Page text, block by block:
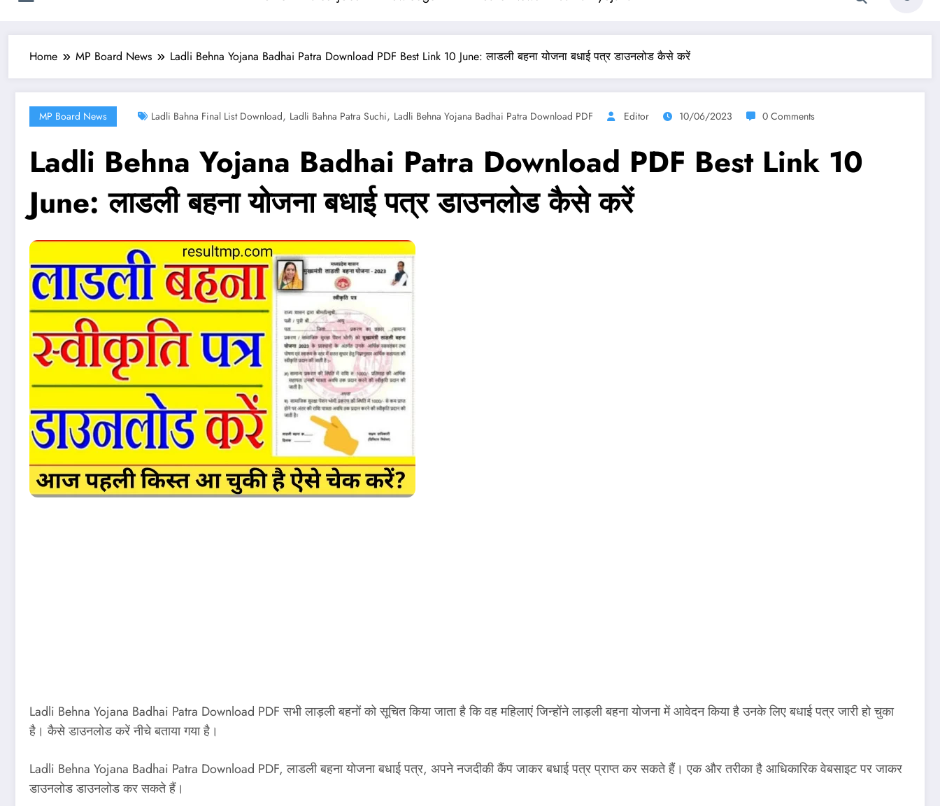
Home MP Board News Ladli Behna Yojana Badhai Patra Download PDF Best Link 10 June: लाडली बहना योजना बधाई पत्र डाउनलोड कैसे करें
MP Board News Ladli Bahna Final List Download, Ladli Bahna Patra Suchi, Ladli Behna Yojana Badhai Patra Download PDF Editor 10/06/2023 0 Comments
Ladli Behna Yojana Badhai Patra Download PDF Best Link 10
June: लाडली बहना योजना बधाई पत्र डाउनलोड कैसे करें
Ladli Behna Yojana Badhai Patra Download PDF सभी लाड़ली बहनों को सूचित किया जाता है कि वह महिलाएं जिन्होंने लाड़ली बहना योजना में आवेदन किया है उनके लिए बधाई पत्र जारी हो चुका
है। कैसे डाउनलोड करें नीचे बताया गया है।
Ladli Behna Yojana Badhai Patra Download PDF, लाडली बहना योजना बधाई पत्र, अपने नजदीकी कैंप जाकर बधाई पत्र प्राप्त कर सकते हैं। एक और तरीका है आधिकारिक वेबसाइट पर जाकर
डाउनलोड डाउनलोड कर सकते हैं।